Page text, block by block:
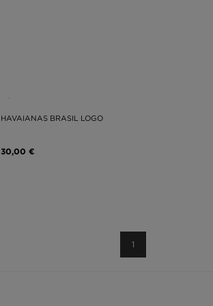
HAVAIANAS BRASIL LOGO
30,00 €
1